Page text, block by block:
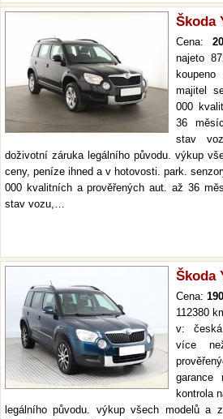
Škoda
Cena:
najeto
majitel
000
36
stav
doživotní záruka legálního původu. výkup
ceny, peníze ihned a v hotovosti. park.
000 kvalitních a prověřených aut. až 36
stav vozu,…
Škoda
Cena:
112380
v:
více
garance
kontrola
legálního původu. výkup všech modelů a